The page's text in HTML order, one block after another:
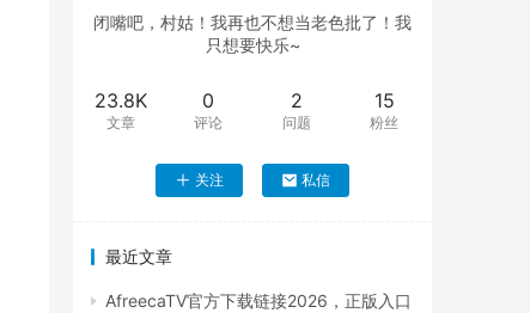
闭嘴吧，村姑！我再也不想当老色批了！我
只想要快乐~
23.8K
文章
0
评论
2
问题
15
粉丝
关注 私信
最近文章
AfreecaTV官方下载链接2026，正版入口